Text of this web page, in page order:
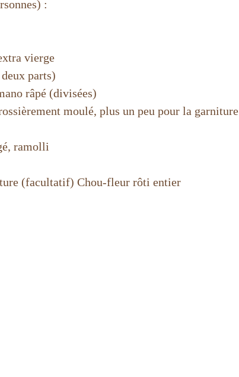
:
vierge
parts)
râpé (divisées)
moulé, plus un peu pour la garniture
ramolli
(facultatif) Chou-fleur rôti entier